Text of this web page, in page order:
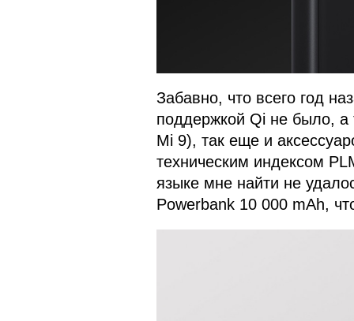
Забавно, что всего год
поддержкой Qi не было, а
Mi 9), так еще и
техническим индексом
языке мне найти не
Powerbank 10 000 mAh,